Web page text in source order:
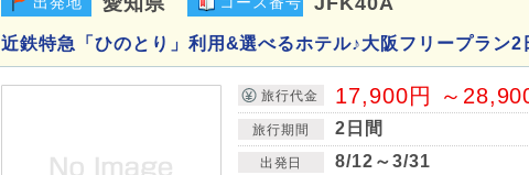
近鉄特急「ひのとり」利用&選べるホテル♪大阪フリープラン2
旅行代金 17,900円 ～
旅行期間 2日間
出発日 8/12～3/31